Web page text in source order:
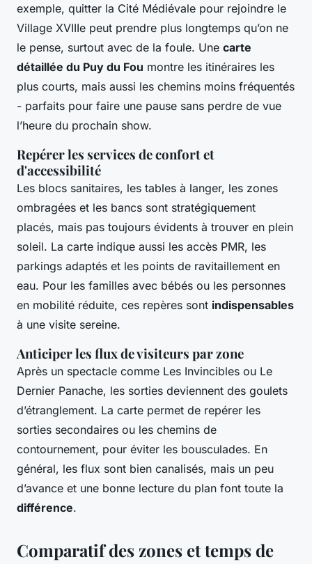
exemple, quitter la Cité Médiévale pour rejoindre le
Village XVIIIe peut prendre plus longtemps qu’on ne
le pense, surtout avec de la foule. Une carte
détaillée du Puy du Fou montre les itinéraires les
plus courts, mais aussi les chemins moins fréquentés
- parfaits pour faire une pause sans perdre de vue
l’heure du prochain show.
Repérer les services de confort et
d'accessibilité
Les blocs sanitaires, les tables à langer, les zones
ombragées et les bancs sont stratégiquement
placés, mais pas toujours évidents à trouver en plein
soleil. La carte indique aussi les accès PMR, les
parkings adaptés et les points de ravitaillement en
eau. Pour les familles avec bébés ou les personnes
en mobilité réduite, ces repères sont indispensables
à une visite sereine.
Anticiper les flux de visiteurs par zone
Après un spectacle comme Les Invincibles ou Le
Dernier Panache, les sorties deviennent des goulets
d’étranglement. La carte permet de repérer les
sorties secondaires ou les chemins de
contournement, pour éviter les bousculades. En
général, les flux sont bien canalisés, mais un peu
d’avance et une bonne lecture du plan font toute la
différence.
Comparatif des zones et temps de